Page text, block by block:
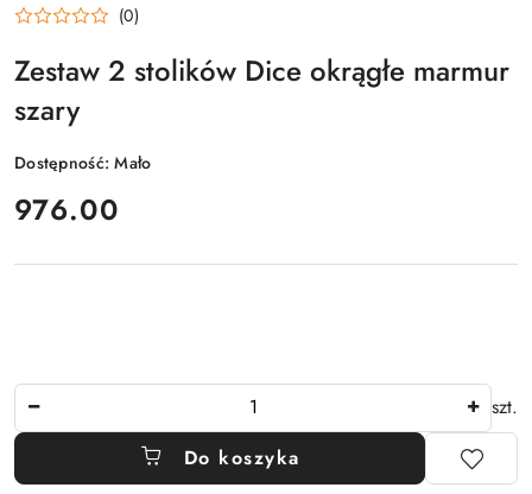
(0)
Zestaw 2 stolików Dice okrągłe marmur
szary
Dostępność:Mało
cena:
976.00
szt.
Do koszyka